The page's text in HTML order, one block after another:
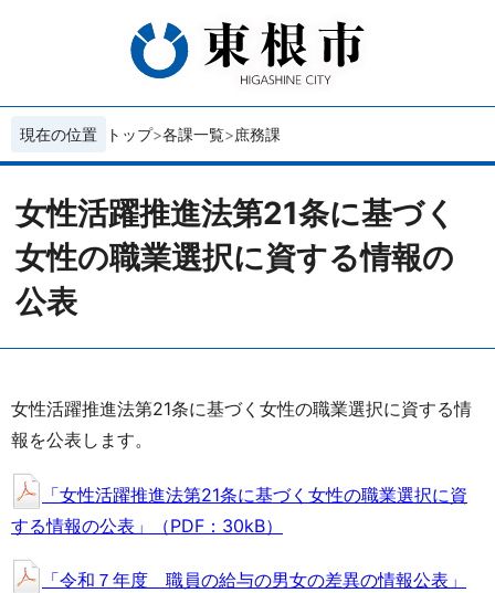
現在の位置 トップ 各課一覧 庶務課
女性活躍推進法第21条に基づく
女性の職業選択に資する情報の
公表
女性活躍推進法第21条に基づく女性の職業選択に資する情
報を公表します。
「女性活躍推進法第21条に基づく女性の職業選択に資
する情報の公表」（PDF：30kB）
「令和７年度 職員の給与の男女の差異の情報公表」